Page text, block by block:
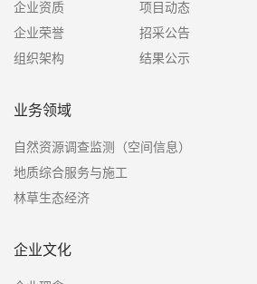
企业资质
企业荣誉
组织架构
项目动态
招采公告
结果公示
业务领域
自然资源调查监测（空间信息）
地质综合服务与施工
林草生态经济
企业文化